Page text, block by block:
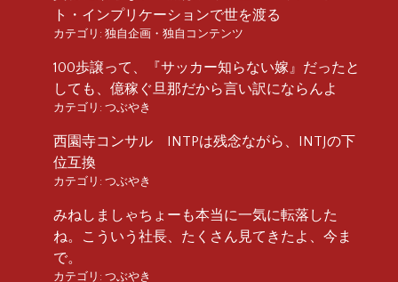
ト・インプリケーションで世を渡る
カテゴリ: 独自企画・独自コンテンツ
100歩譲って、『サッカー知らない嫁』だったと
しても、億稼ぐ旦那だから言い訳にならんよ
カテゴリ: つぶやき
西園寺コンサル INTPは残念ながら、INTJの下
位互換
カテゴリ: つぶやき
みねしましゃちょーも本当に一気に転落した
ね。こういう社長、たくさん見てきたよ、今ま
で。
カテゴリ: つぶやき